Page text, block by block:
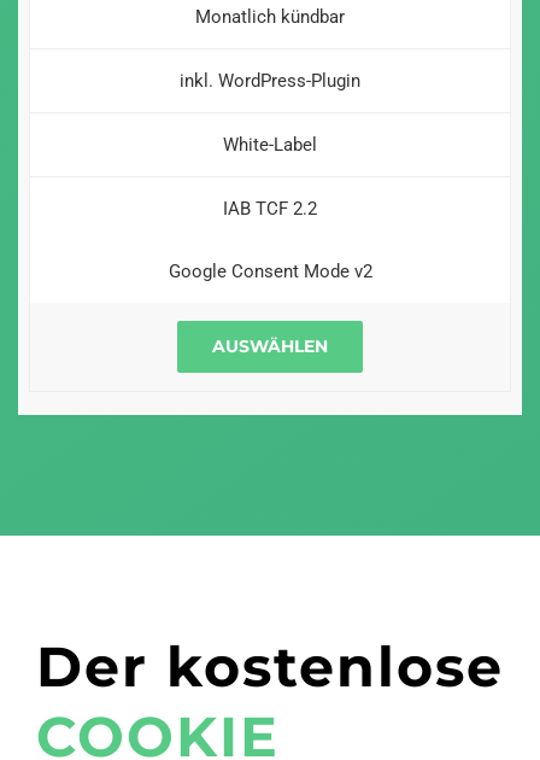
Monatlich kündbar
inkl. WordPress-Plugin
White-Label
IAB TCF 2.2
Google Consent Mode v2
AUSWÄHLEN
Der kostenlose
COOKIE